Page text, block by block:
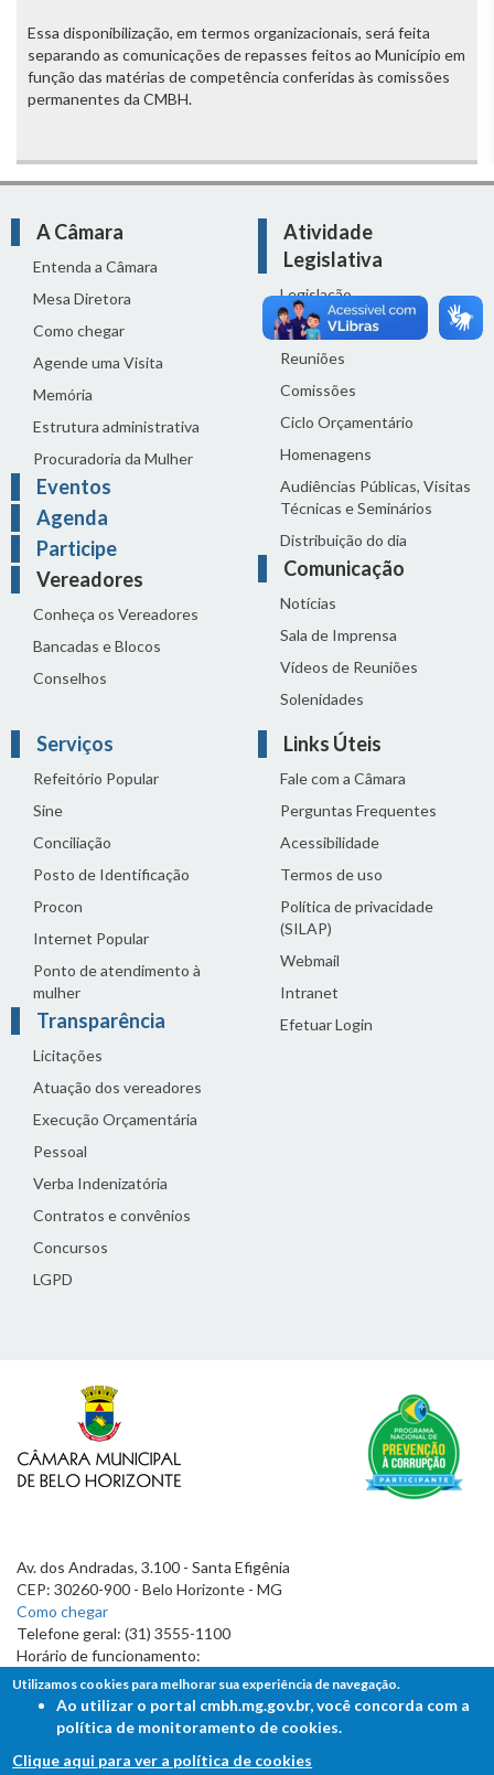
Essa disponibilização, em termos organizacionais, será feita
separando as comunicações de repasses feitos ao Município em
função das matérias de competência conferidas às comissões
permanentes da CMBH.
A Câmara
Entenda a Câmara
Mesa Diretora
Como chegar
Agende uma Visita
Memória
Estrutura administrativa
Procuradoria da Mulher
Eventos
Agenda
Participe
Vereadores
Conheça os Vereadores
Bancadas e Blocos
Conselhos
Atividade
Legislativa
Legislação
Proposições
Reuniões
Comissões
Ciclo Orçamentário
Homenagens
Audiências Públicas, Visitas
Técnicas e Seminários
Distribuição do dia
Comunicação
Notícias
Sala de Imprensa
Vídeos de Reuniões
Solenidades
Serviços
Refeitório Popular
Sine
Conciliação
Posto de Identificação
Procon
Internet Popular
Ponto de atendimento à
mulher
Transparência
Licitações
Atuação dos vereadores
Execução Orçamentária
Pessoal
Verba Indenizatória
Contratos e convênios
Concursos
LGPD
Links Úteis
Fale com a Câmara
Perguntas Frequentes
Acessibilidade
Termos de uso
Política de privacidade
(SILAP)
Webmail
Intranet
Efetuar Login
Av. dos Andradas, 3.100 - Santa Efigênia
CEP: 30260-900 - Belo Horizonte - MG
Como chegar
Telefone geral: (31) 3555-1100
Horário de funcionamento:
7h às 19h
Utilizamos cookies para melhorar sua experiência de navegação.
Ao utilizar o portal cmbh.mg.gov.br, você concorda com a
política de monitoramento de cookies.
Clique aqui para ver a política de cookies